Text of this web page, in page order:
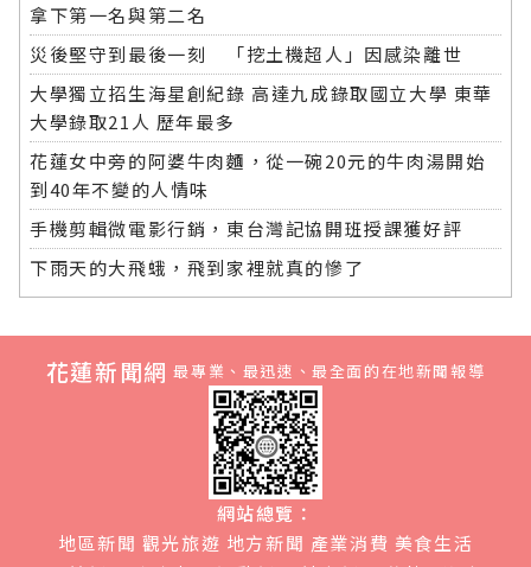
拿下第一名與第二名
災後堅守到最後一刻 「挖土機超人」因感染離世
大學獨立招生海星創紀錄 高達九成錄取國立大學 東華
大學錄取21人 歷年最多
花蓮女中旁的阿婆牛肉麵，從一碗20元的牛肉湯開始
到40年不變的人情味
手機剪輯微電影行銷，東台灣記協開班授課獲好評
下雨天的大飛蛾，飛到家裡就真的慘了
花蓮新聞網 最專業、最迅速、最全面的在地新聞報導
網站總覽：
地區新聞 觀光旅遊 地方新聞 產業消費 美食生活